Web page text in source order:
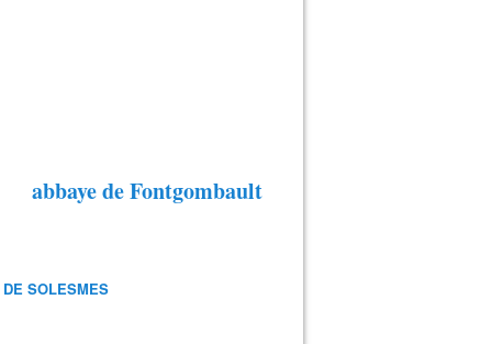
abbaye de Fontgombault
SOLESMES